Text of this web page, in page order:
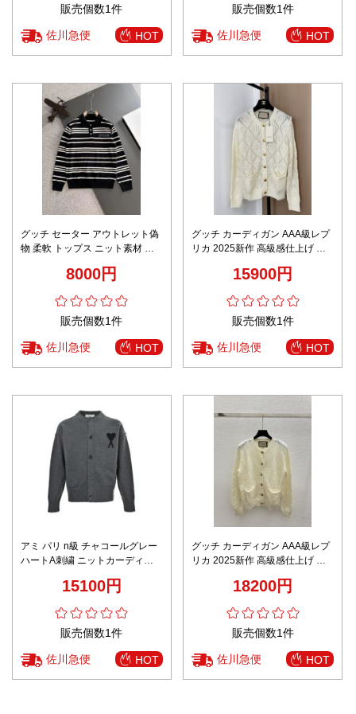
販売個数1件
佐川急便 HOT
販売個数1件
佐川急便 HOT
グッチ セーター アウトレット偽
物 柔軟 トップス ニット素材 ウ
8000円
販売個数1件
佐川急便 HOT
グッチ カーディガン AAA級レプ
リカ 2025新作 高級感仕上げ 上
15900円
販売個数1件
佐川急便 HOT
アミ パリ n級 チャコールグレー
ハートA刺繍 ニットカーディガ
快適な着心地 高再現度 丁寧な縫
15100円
販売個数1件
佐川急便 HOT
グッチ カーディガン AAA級レプ
リカ 2025新作 高級感仕上げ 上
18200円
販売個数1件
佐川急便 HOT